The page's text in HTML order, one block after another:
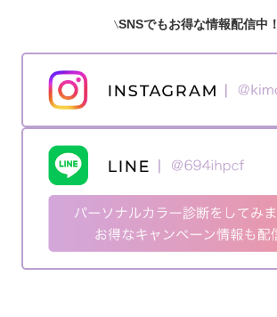
SNSでもお得な情報配信中！